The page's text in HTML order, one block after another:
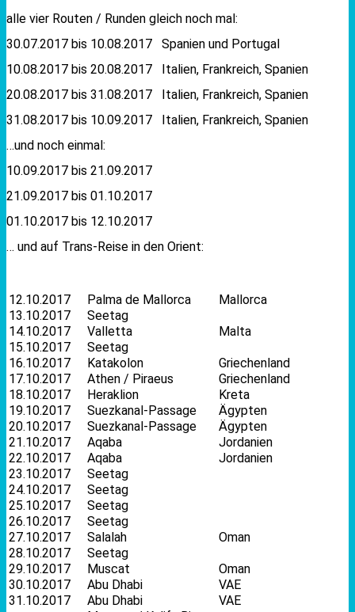
alle vier Routen / Runden gleich noch mal:
30.07.2017 bis 10.08.2017 Spanien und Portugal
10.08.2017 bis 20.08.2017 Italien, Frankreich, Spanien
20.08.2017 bis 31.08.2017 Italien, Frankreich, Spanien
31.08.2017 bis 10.09.2017 Italien, Frankreich, Spanien
…und noch einmal:
10.09.2017 bis 21.09.2017
21.09.2017 bis 01.10.2017
01.10.2017 bis 12.10.2017
… und auf Trans-Reise in den Orient:
12.10.2017 Palma de Mallorca
Mallorca
13.10.2017
Seetag
14.10.2017
Valletta
Malta
15.10.2017
Seetag
16.10.2017
Katakolon
Griechenland
17.10.2017
Athen / Piraeus
Griechenland
18.10.2017
Heraklion
Kreta
19.10.2017
Suezkanal-Passage
Ägypten
20.10.2017
Suezkanal-Passage
Ägypten
21.10.2017
Aqaba
Jordanien
22.10.2017
Aqaba
Jordanien
23.10.2017
Seetag
24.10.2017
Seetag
25.10.2017
Seetag
26.10.2017
Seetag
27.10.2017
Salalah
Oman
28.10.2017
Seetag
29.10.2017
Muscat
Oman
30.10.2017
Abu Dhabi
VAE
31.10.2017
Abu Dhabi
VAE